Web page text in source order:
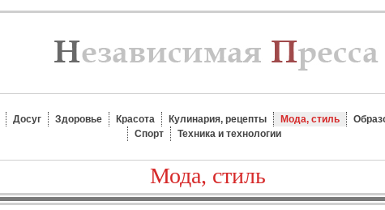
Досуг Здоровье Красота Кулинария, рецепты Мода, стиль
Спорт
Техника и технологии
Мода, стиль